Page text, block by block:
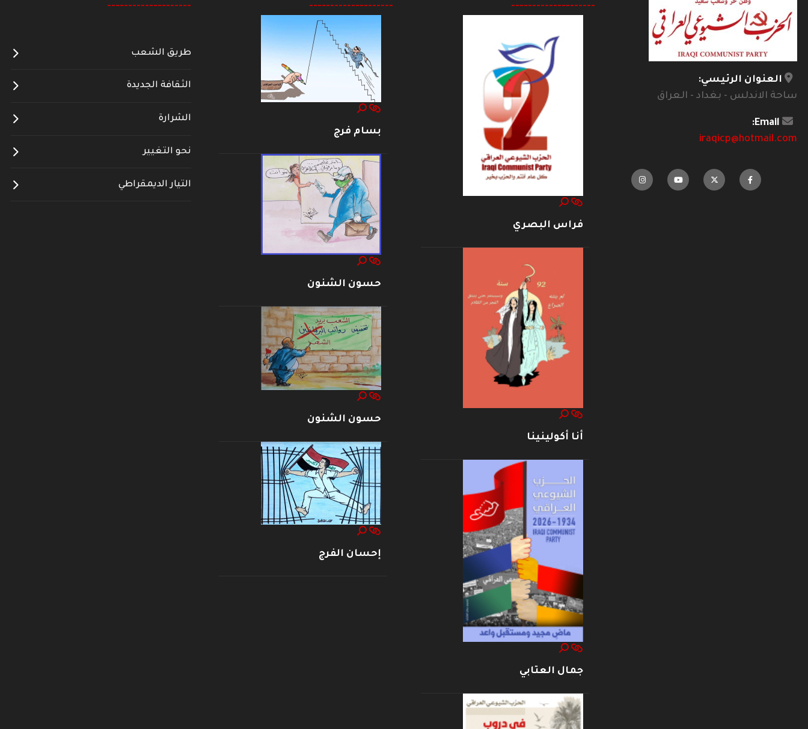
العنوان الرئيسي:
ساحة الاندلس - بغداد - العراق
Email:
iraqicp@hotmail.com
--------------------
فراس البصري
أنا أكولينينا
جمال العتابي
--------------------
بسام فرج
حسون الشنون
حسون الشنون
إحسان الفرج
--------------------
طريق الشعب
الثقافة الجديدة
الشرارة
نحو التغيير
التيار الديمقراطي